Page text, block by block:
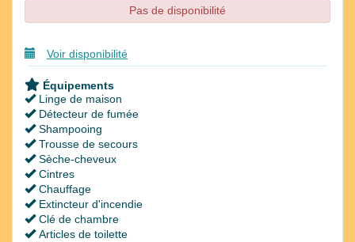
Pas de disponibilité
Voir disponibilité
Équipements
Linge de maison
Détecteur de fumée
Shampooing
Trousse de secours
Sèche-cheveux
Cintres
Chauffage
Extincteur d'incendie
Clé de chambre
Articles de toilette